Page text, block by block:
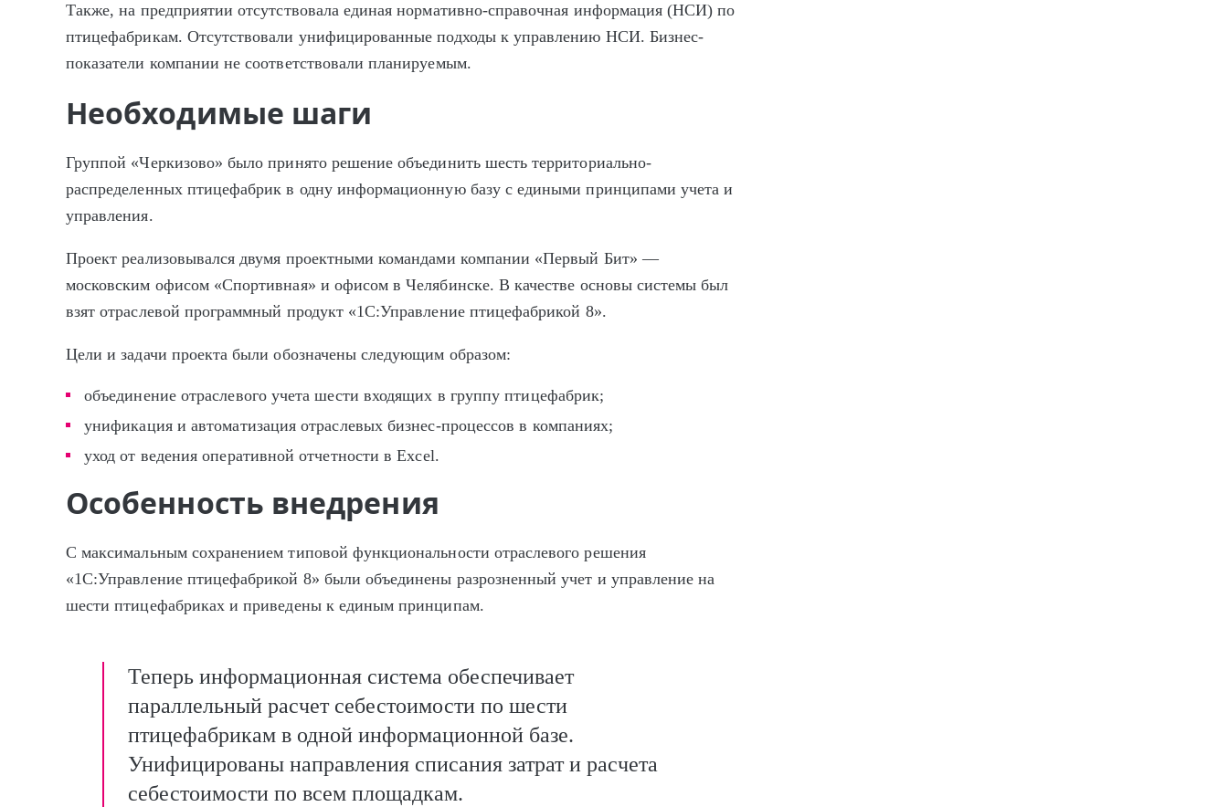
Также, на предприятии отсутствовала единая нормативно-справочная информация (НСИ) по
птицефабрикам. Отсутствовали унифицированные подходы к управлению НСИ. Бизнес-
показатели компании не соответствовали планируемым.
Необходимые шаги
Группой «Черкизово» было принято решение объединить шесть территориально-
распределенных птицефабрик в одну информационную базу с едиными принципами учета и
управления.
Проект реализовывался двумя проектными командами компании «Первый Бит» —
московским офисом «Спортивная» и офисом в Челябинске. В качестве основы системы был
взят отраслевой программный продукт «1С:Управление птицефабрикой 8».
Цели и задачи проекта были обозначены следующим образом:
объединение отраслевого учета шести входящих в группу птицефабрик;
унификация и автоматизация отраслевых бизнес-процессов в компаниях;
уход от ведения оперативной отчетности в Excel.
Особенность внедрения
С максимальным сохранением типовой функциональности отраслевого решения
«1С:Управление птицефабрикой 8» были объединены разрозненный учет и управление на
шести птицефабриках и приведены к единым принципам.
Теперь информационная система обеспечивает
параллельный расчет себестоимости по шести
птицефабрикам в одной информационной базе.
Унифицированы направления списания затрат и расчета
себестоимости по всем площадкам.